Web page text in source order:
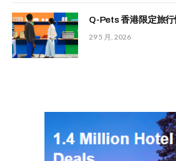
Q-Pets 香港限定旅
29 5 月, 2026